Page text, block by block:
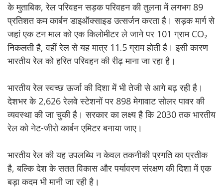
के मुताबिक, रेल परिवहन सड़क परिवहन की तुलना में लगभग 89
प्रतिशत कम कार्बन डाइऑक्साइड उत्सर्जन करता है। सड़क मार्ग से
जहां एक टन माल को एक किलोमीटर ले जाने पर 101 ग्राम CO₂
निकलती है, वहीं रेल से यह मात्र 11.5 ग्राम होती है। इसी कारण
भारतीय रेल को हरित परिवहन की रीढ़ माना जा रहा है।
भारतीय रेल स्वच्छ ऊर्जा की दिशा में भी तेजी से आगे बढ़ रही है।
देशभर के 2,626 रेलवे स्टेशनों पर 898 मेगावाट सोलर पावर की
व्यवस्था की जा चुकी है। सरकार का लक्ष्य है कि 2030 तक भारतीय
रेल को नेट-जीरो कार्बन एमिटर बनाया जाए।
भारतीय रेल की यह उपलब्धि न केवल तकनीकी प्रगति का प्रतीक
है, बल्कि देश के सतत विकास और पर्यावरण संरक्षण की दिशा में एक
बड़ा कदम भी मानी जा रही है।